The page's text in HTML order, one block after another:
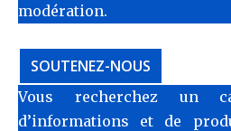
modération.
SOUTENEZ-NOUS
Vous recherchez un
d’informations et de